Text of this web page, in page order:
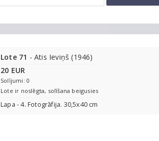
Lote 71 - Atis Ieviņš (1946)
20 EUR
Solījumi: 0
Lote ir noslēgta, solīšana beigusies
Lapa - 4. Fotogrāfija. 30,5x40 cm